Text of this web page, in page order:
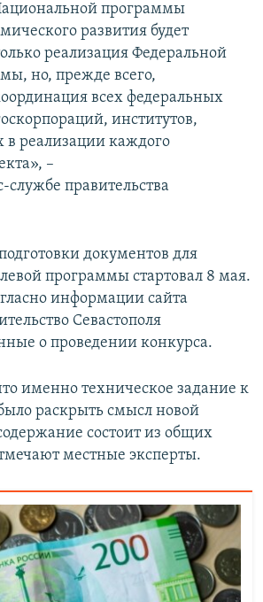
программы
развития будет
реализация Федеральной
но, прежде всего,
всех федеральных
институтов,
в реализации каждого
–
службе правительства
документов для
программы стартовал 8 мая.
информации сайта
Севастополя
о проведении конкурса.
именно техническое задание к
раскрыть смысл новой
состоит из общих
местные эксперты.